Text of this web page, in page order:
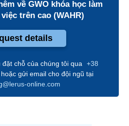
về GWO khóa học làm
trên cao (WAHR)
details
chỗ của chúng tôi qua +38
hoặc gửi email cho đội ngũ tại
online.com